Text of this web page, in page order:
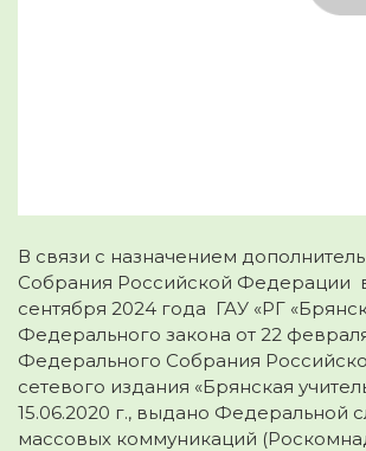
В связи с назначением
Собрания Российской Федерации
сентября 2024 года ГАУ «РГ
Федерального закона от 22
Федерального Собрания
сетевого издания «Брянская
15.06.2020 г., выдано Федеральной
массовых коммуникаций